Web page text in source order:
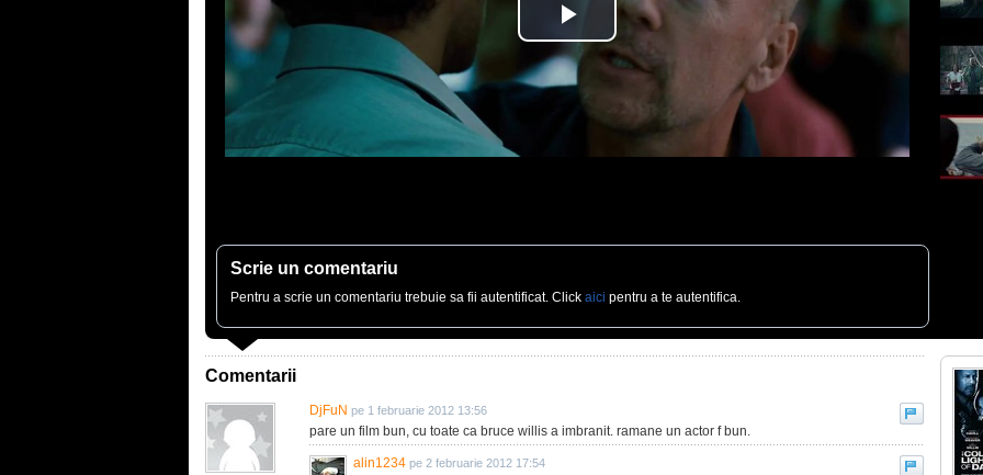
Scrie un comentariu
Pentru a scrie un comentariu trebuie sa fii autentificat. Click aici pentru a te autentifica.
Comentarii
DjFuN pe 1 februarie 2012 13:56
pare un film bun, cu toate ca bruce willis a imbranit. ramane un actor f bun.
alin1234 pe 2 februarie 2012 17:54